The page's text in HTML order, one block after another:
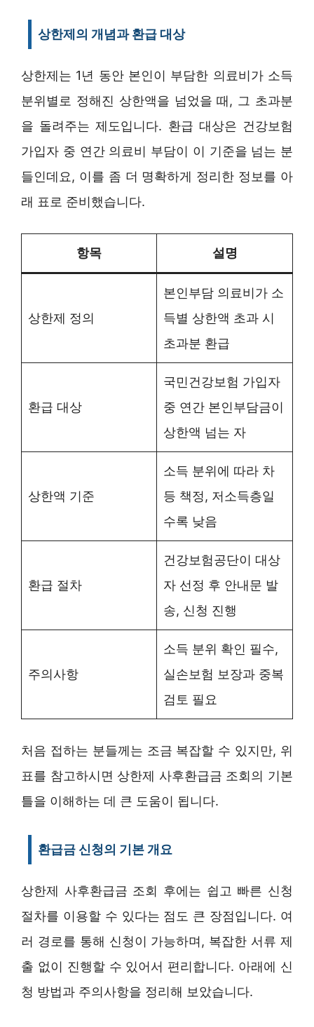
상한제의 개념과 환급 대상
상한제는 1년 동안 본인이 부담한 의료비가 소득
분위별로 정해진 상한액을 넘었을 때, 그 초과분
을 돌려주는 제도입니다. 환급 대상은 건강보험
가입자 중 연간 의료비 부담이 이 기준을 넘는 분
들인데요, 이를 좀 더 명확하게 정리한 정보를 아
래 표로 준비했습니다.
항목 설명
상한제 정의
본인부담 의료비가 소
득별 상한액 초과 시
초과분 환급
환급 대상
국민건강보험 가입자
중 연간 본인부담금이
상한액 넘는 자
상한액 기준
소득 분위에 따라 차
등 책정, 저소득층일
수록 낮음
환급 절차
건강보험공단이 대상
자 선정 후 안내문 발
송, 신청 진행
주의사항
소득 분위 확인 필수,
실손보험 보장과 중복
검토 필요
처음 접하는 분들께는 조금 복잡할 수 있지만, 위
표를 참고하시면 상한제 사후환급금 조회의 기본
틀을 이해하는 데 큰 도움이 됩니다.
환급금 신청의 기본 개요
상한제 사후환급금 조회 후에는 쉽고 빠른 신청
절차를 이용할 수 있다는 점도 큰 장점입니다. 여
러 경로를 통해 신청이 가능하며, 복잡한 서류 제
출 없이 진행할 수 있어서 편리합니다. 아래에 신
청 방법과 주의사항을 정리해 보았습니다.